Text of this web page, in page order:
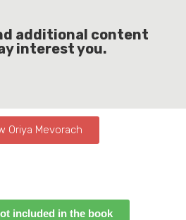
additional content
interest you.
Oriya Mevorach
included in the book